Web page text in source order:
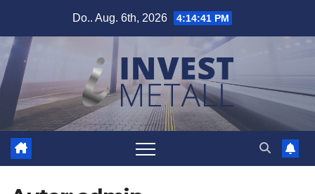
springen
Do.. Aug. 6th, 2026 4:14:42 PM